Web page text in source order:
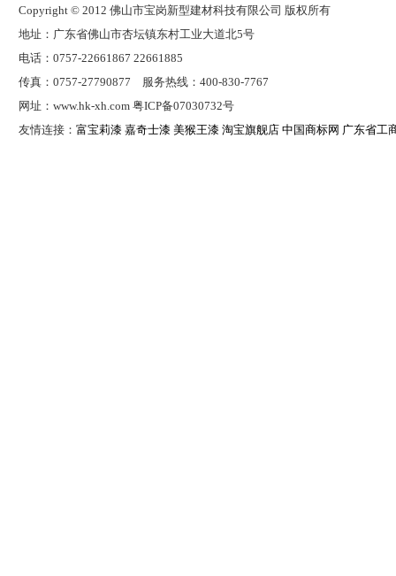
Copyright © 2012 佛山市宝岗新型建材科技有限公司 版权所有
地址：广东省佛山市杏坛镇东村工业大道北5号
电话：0757-22661867 22661885
传真：0757-27790877 服务热线：400-830-7767
网址：www.hk-xh.com 粤ICP备07030732号
友情连接： 富宝莉漆 嘉奇士漆 美猴王漆 淘宝旗舰店 中国商标网 广东省工